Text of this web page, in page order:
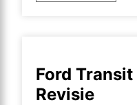
Ford Transit
Revisie